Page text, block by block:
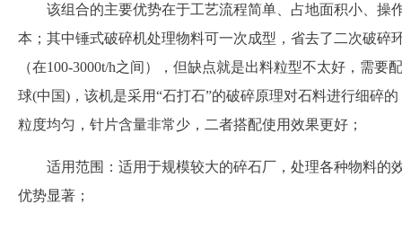
该组合的主要优势在于工艺流程简单、占地面积小、操
本；其中锤式破碎机处理物料可一次成型，省去了二次破碎
（在100-3000t/h之间），但缺点就是出料粒型不太好，需
球(中国)，该机是采用“石打石”的破碎原理对石料进行细碎
粒度均匀，针片含量非常少，二者搭配使用效果更好；
适用范围：适用于规模较大的碎石厂，处理各种物料的
优势显著；